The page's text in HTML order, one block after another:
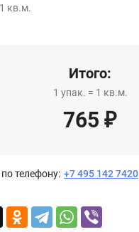
1 кв.м.
Итого:
1 упак. = 1 кв.м.
765 ₽
телефону: +7 495 142 7420